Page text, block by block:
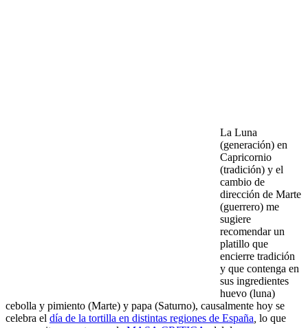
La Luna
(generación) en
Capricornio
(tradición) y el
cambio de
dirección de Marte
(guerrero) me
sugiere
recomendar un
platillo que
encierre tradición
y que contenga en
sus ingredientes
huevo (luna)
cebolla y pimiento (Marte) y papa (Saturno), causalmente hoy se
celebra el día de la tortilla en distintas regiones de España lo que